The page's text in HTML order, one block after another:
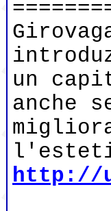
un
anche
http://